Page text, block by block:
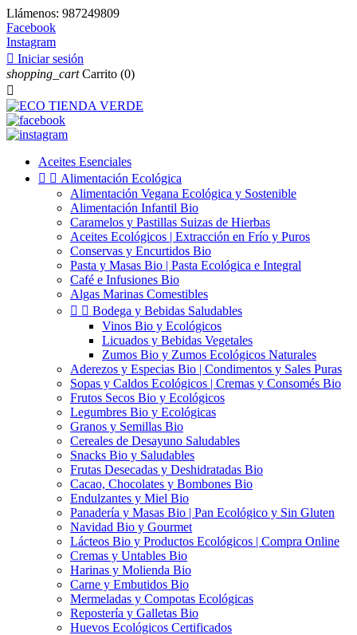
Llámenos: 987249809
Facebook
Instagram
 Iniciar sesión
shopping_cart Carrito (0)

Aceites Esenciales
  Alimentación Ecológica
Alimentación Vegana Ecológica y Sostenible
Alimentación Infantil Bio
Caramelos y Pastillas Suizas de Hierbas
Aceites Ecológicos | Extracción en Frío y Puros
Conservas y Encurtidos Bio
Pasta y Masas Bio | Pasta Ecológica e Integral
Café e Infusiones Bio
Algas Marinas Comestibles
  Bodega y Bebidas Saludables
Vinos Bio y Ecológicos
Licuados y Bebidas Vegetales
Zumos Bio y Zumos Ecológicos Naturales
Aderezos y Especias Bio | Condimentos y Sales Puras
Sopas y Caldos Ecológicos | Cremas y Consomés Bio
Frutos Secos Bio y Ecológicos
Legumbres Bio y Ecológicas
Granos y Semillas Bio
Cereales de Desayuno Saludables
Snacks Bio y Saludables
Frutas Desecadas y Deshidratadas Bio
Cacao, Chocolates y Bombones Bio
Endulzantes y Miel Bio
Panadería y Masas Bio | Pan Ecológico y Sin Gluten
Navidad Bio y Gourmet
Lácteos Bio y Productos Ecológicos | Compra Online
Cremas y Untables Bio
Harinas y Molienda Bio
Carne y Embutidos Bio
Mermeladas y Compotas Ecológicas
Repostería y Galletas Bio
Huevos Ecológicos Certificados